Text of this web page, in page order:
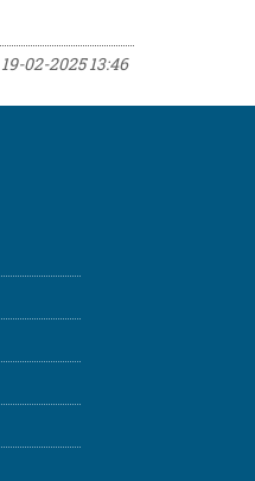
19-02-2025 13:46